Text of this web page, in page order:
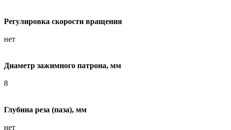
Регулировка скорости вращения
нет
Диаметр зажимного патрона, мм
8
Глубина реза (паза), мм
нет